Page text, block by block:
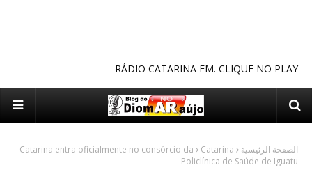
RÁDIO CATARINA FM. CLIQUE NO PLAY
الصفحة الرئيسية Catarina
Catarina entra oficialmente no consórcio da
Policlínica de Saúde de Iguatu